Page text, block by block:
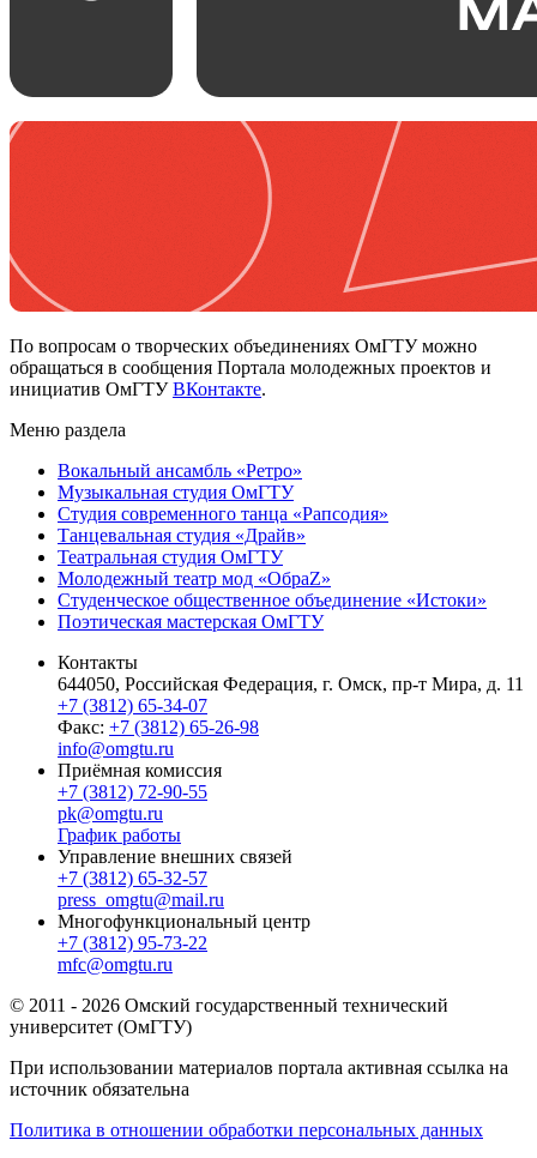
По вопросам о творческих объединениях ОмГТУ можно
обращаться в сообщения Портала молодежных проектов и
инициатив ОмГТУВКонтакте.
Меню раздела
Вокальный ансамбль «Ретро»
Музыкальная студия ОмГТУ
Студия современного танца «Рапсодия»
Танцевальная студия «Драйв»
Театральная студия ОмГТУ
Молодежный театр мод «ОбраZ»
Студенческое общественное объединение «Истоки»
Поэтическая мастерская ОмГТУ
Контакты
644050, Российская Федерация, г. Омск, пр-т Мира, д. 11
+7 (3812) 65-34-07
Факс: +7 (3812) 65-26-98
info@omgtu.ru
Приёмная комиссия
+7 (3812) 72-90-55
pk@omgtu.ru
График работы
Управление внешних связей
+7 (3812) 65-32-57
press_omgtu@mail.ru
Многофункциональный центр
+7 (3812) 95-73-22
mfc@omgtu.ru
© 2011 - 2026 Омский государственный технический
университет (ОмГТУ)
При использовании материалов портала активная ссылка на
источник обязательна
Политика в отношении обработки персональных данных